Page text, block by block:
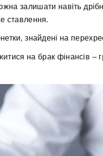
залишати навіть
ставлення.
знайдені на
на брак фінансів –